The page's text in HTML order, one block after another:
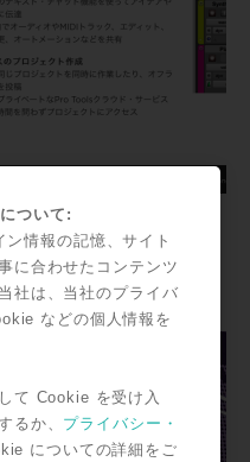
ついて:
情報の記憶、サイト
に合わせたコンテンツ
社は、当社のプライバ
などの個人情報を
て Cookie を受け入
るか、 プライバシー・
についての詳細をご